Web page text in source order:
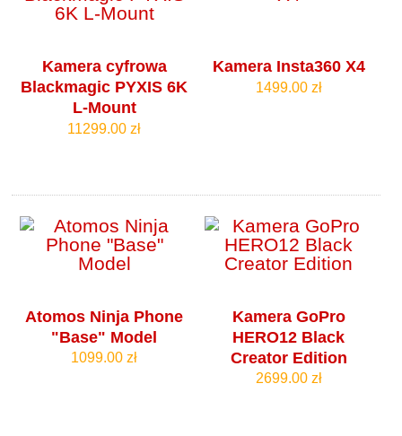
Kamera cyfrowa
Blackmagic PYXIS 6K
L-Mount
11299.00 zł
Kamera Insta360 X4
1499.00 zł
Atomos Ninja Phone
"Base" Model
1099.00 zł
Kamera GoPro
HERO12 Black
Creator Edition
2699.00 zł